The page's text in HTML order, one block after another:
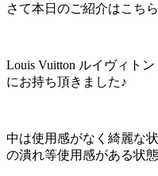
さて本日のご紹介はこちら
Louis Vuitton ルイヴィト
にお持ち頂きました♪
中は使用感がなく綺麗な
の潰れ等使用感がある状態